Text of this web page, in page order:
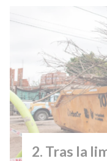
Tras la